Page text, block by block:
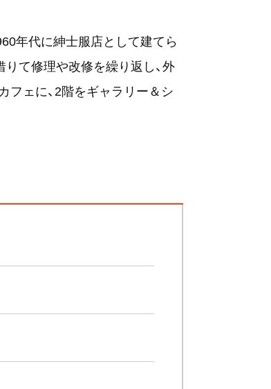
年代に紳士服店として建てら
て修理や改修を繰り返し、外
フェに、2階をギャラリー＆シ